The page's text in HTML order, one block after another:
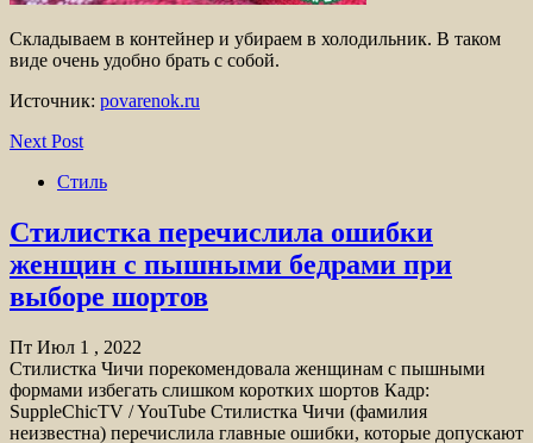
Складываем в контейнер и убираем в холодильник. В таком
виде очень удобно брать с собой.
Источник: povarenok.ru
Next Post
Стиль
Стилистка перечислила ошибки
женщин с пышными бедрами при
выборе шортов
Пт Июл 1 , 2022
Стилистка Чичи порекомендовала женщинам с пышными
формами избегать слишком коротких шортов Кадр:
SuppleChicTV / YouTube Стилистка Чичи (фамилия
неизвестна) перечислила главные ошибки, которые допускают